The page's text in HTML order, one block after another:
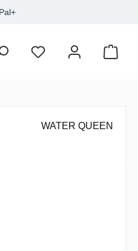
SALE
WATER QUEEN